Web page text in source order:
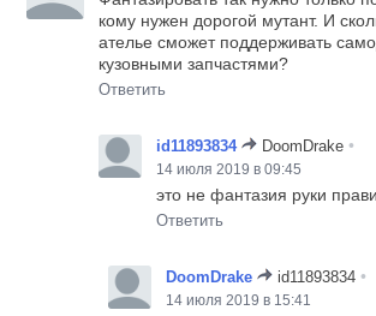
кому нужен дорогой мутант. И
ателье сможет поддерживать
кузовными запчастями?
Ответить
id11893834 DoomDrake •
14 июля 2019 в 09:45
это не фантазия руки
Ответить
DoomDrake id11893834 •
14 июля 2019 в 15:41